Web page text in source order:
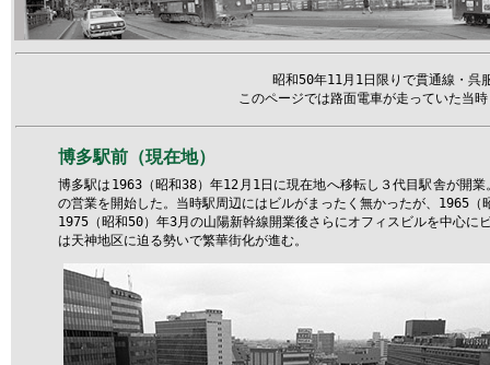
昭和50年11月1日限りで貫通線・呉
このページでは路面電車が走っていた当
博多駅前（現在地）
博多駅は1963（昭和38）年12月1日に現在地へ移転し３代目駅舎が開
の営業を開始した。当時駅周辺にはビルがまったく無かったが、1965
1975（昭和50）年3月の山陽新幹線開業後さらにオフィスビルを中心
は天神地区に迫る勢いで繁華街化が進む。